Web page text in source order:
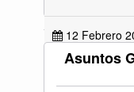
12 Febrero
Asuntos